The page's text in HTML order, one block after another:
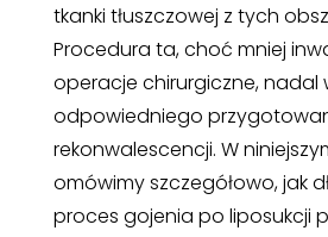
tkanki tłuszczowej z tych
Procedura ta, choć mniej
operacje chirurgiczne, nadal
odpowiedniego
rekonwalescencji. W
omówimy szczegółowo, jak
proces gojenia po liposukcji